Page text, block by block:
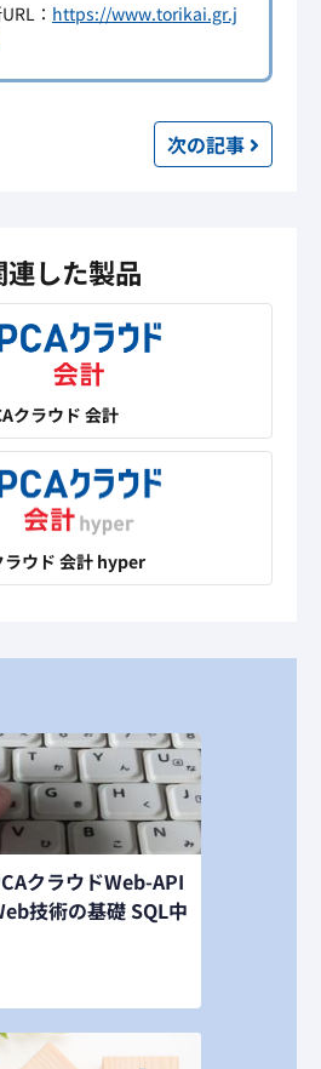
： https://www.torikai.gr.j
次の記事
した製品
クラウド 会計
ラウド 会計 hyper
クラウドWeb-API
技術の基礎 SQL中